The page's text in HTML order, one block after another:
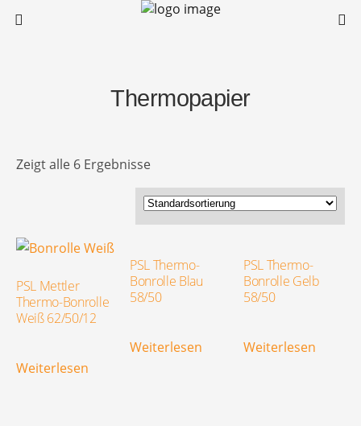
Thermopapier
Zeigt alle 6 Ergebnisse
PSL Mettler
Thermo-Bonrolle
Weiß 62/50/12
Weiterlesen
PSL Thermo-
Bonrolle Blau
58/50
Weiterlesen
PSL Thermo-
Bonrolle Gelb
58/50
Weiterlesen